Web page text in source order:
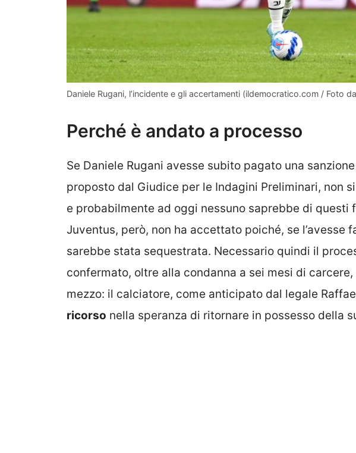
Daniele Rugani, l’incidente e gli accertamenti (ildemocratico.com / Foto
Perché è andato a processo
Se Daniele Rugani avesse subito pagato una
proposto dal Giudice per le Indagini Preliminari, non
e probabilmente ad oggi nessuno saprebbe di questi
Juventus, però, non ha accettato poiché, se l’avesse
sarebbe stata sequestrata. Necessario quindi il
confermato, oltre alla condanna a sei mesi di
mezzo: il calciatore, come anticipato dal legale
ricorso nella speranza di ritornare in possesso della